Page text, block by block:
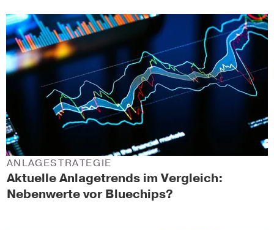
Aktuelle Anlagetrends im Vergleich:
Nebenwerte vor Bluechips?
ANLAGESTRATEGIE